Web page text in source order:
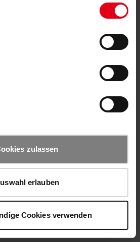
zulassen
erlauben
Cookies verwenden